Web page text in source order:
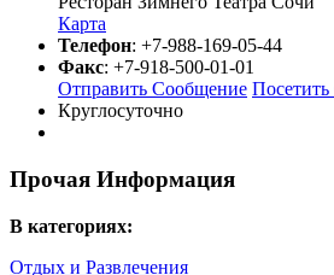
Карта
Телефон: +7-988-169-05-44
Факс: +7-918-500-01-01
Отправить Сообщение
Круглосуточно
Прочая Информация
В категориях:
Отдых и Развлечения